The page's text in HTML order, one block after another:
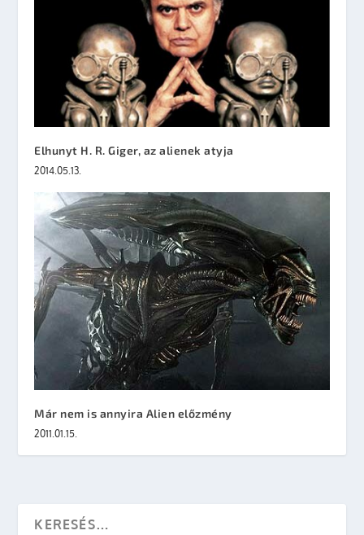
Elhunyt H. R. Giger, az alienek atyja
2014.05.13.
Már nem is annyira Alien előzmény
2011.01.15.